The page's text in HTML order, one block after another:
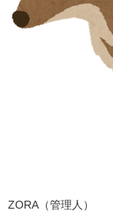
ZORA（管理人）